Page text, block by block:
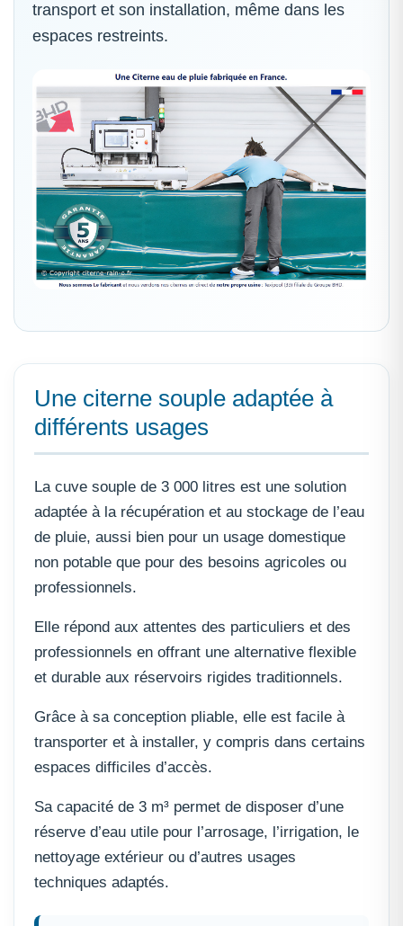
transport et son installation, même dans les
espaces restreints.
Une citerne souple adaptée à
différents usages
La cuve souple de 3 000 litres est une solution
adaptée à la récupération et au stockage de l’eau
de pluie, aussi bien pour un usage domestique
non potable que pour des besoins agricoles ou
professionnels.
Elle répond aux attentes des particuliers et des
professionnels en offrant une alternative flexible
et durable aux réservoirs rigides traditionnels.
Grâce à sa conception pliable, elle est facile à
transporter et à installer, y compris dans certains
espaces difficiles d’accès.
Sa capacité de 3 m³ permet de disposer d’une
réserve d’eau utile pour l’arrosage, l’irrigation, le
nettoyage extérieur ou d’autres usages
techniques adaptés.